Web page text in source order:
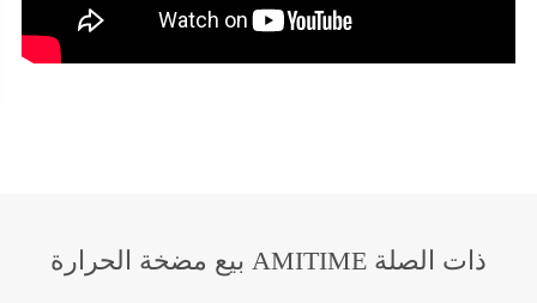
بيع مضخة الحرارة AMITIME ذات الصلة